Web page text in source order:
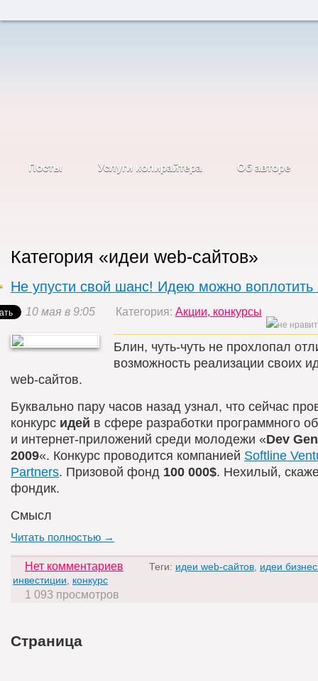
Категория «идеи web-сайтов»
Не упусти свой шанс! Идею можно воплотить
10 мая в 9:05 Категория: Акции, конкурсы
Блин, чуть-чуть не прохлопал
возможность реализации своих
web-сайтов.
Буквально пару часов назад узнал, что сейчас
конкурс идей в сфере разработки программного
и интернет-приложений среди молодежи «Dev
2009«. Конкурс проводится компанией Softline
Partners. Призовой фонд 100 000$. Нехилый,
фондик.
Смысл
Читать полностью →
Нет комментариев Теги: идеи web-сайтов идеи
инвестиции
конкурс
1 093 просмотров
Страница
Посты Услуги копирайтера Об авторе